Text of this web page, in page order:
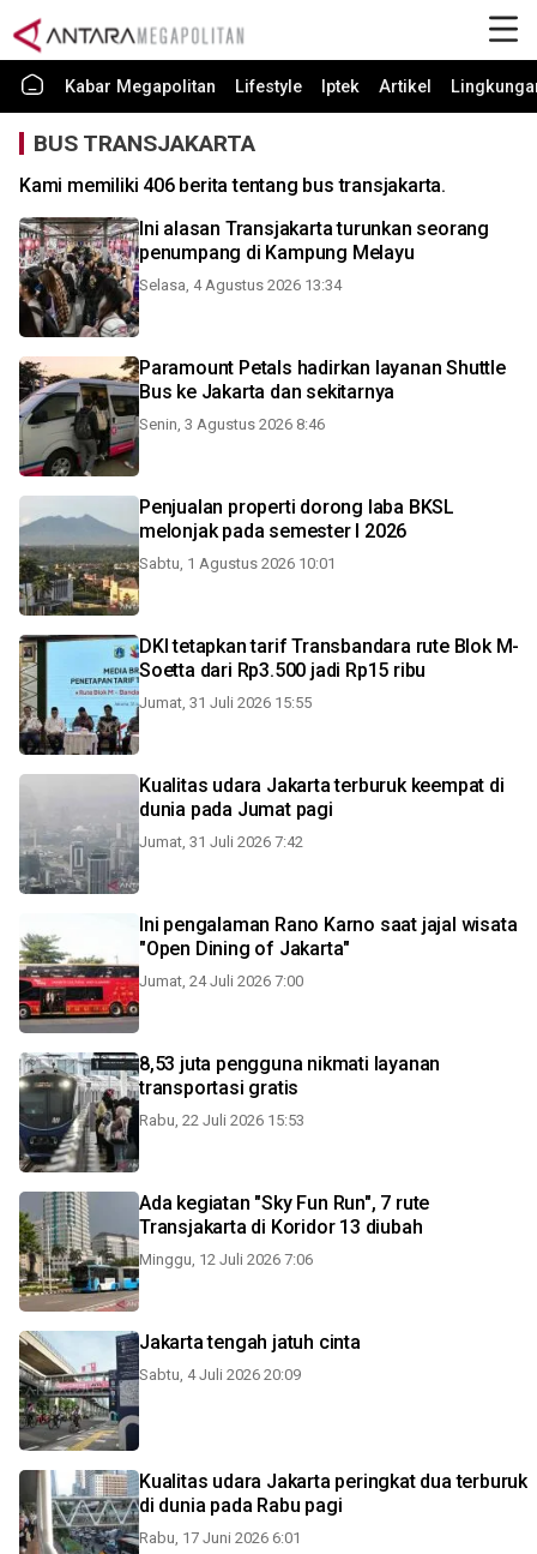
Kabar Megapolitan Lifestyle Iptek Artikel
BUS TRANSJAKARTA
Kami memiliki 406 berita tentang bus transjakarta.
Ini alasan Transjakarta turunkan seorang
penumpang di Kampung Melayu
Selasa, 4 Agustus 2026 13:34
Paramount Petals hadirkan layanan Shuttle
Bus ke Jakarta dan sekitarnya
Senin, 3 Agustus 2026 8:46
Penjualan properti dorong laba BKSL
melonjak pada semester I 2026
Sabtu, 1 Agustus 2026 10:01
DKI tetapkan tarif Transbandara rute Blok M-
Soetta dari Rp3.500 jadi Rp15 ribu
Jumat, 31 Juli 2026 15:55
Kualitas udara Jakarta terburuk keempat di
dunia pada Jumat pagi
Jumat, 31 Juli 2026 7:42
Ini pengalaman Rano Karno saat jajal wisata
"Open Dining of Jakarta"
Jumat, 24 Juli 2026 7:00
8,53 juta pengguna nikmati layanan
transportasi gratis
Rabu, 22 Juli 2026 15:53
Ada kegiatan "Sky Fun Run", 7 rute
Transjakarta di Koridor 13 diubah
Minggu, 12 Juli 2026 7:06
Jakarta tengah jatuh cinta
Sabtu, 4 Juli 2026 20:09
Kualitas udara Jakarta peringkat dua terburuk
di dunia pada Rabu pagi
Rabu, 17 Juni 2026 6:01